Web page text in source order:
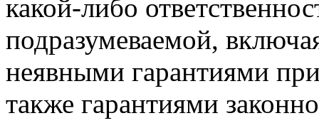
какой-либо
подразумеваемой,
неявными гарантиями
также гарантиями